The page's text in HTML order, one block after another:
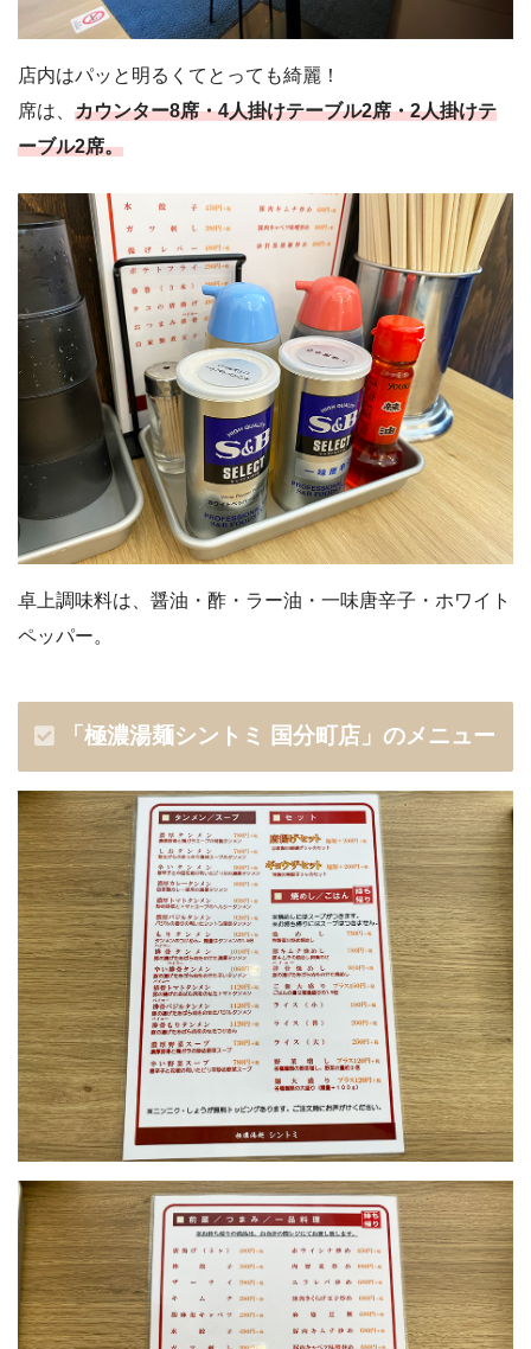
店内はパッと明るくてとっても綺麗！
席は、 カウンター8席・4人掛けテーブル2席・2人掛けテ
ーブル2席。
卓上調味料は、醤油・酢・ラー油・一味唐辛子・ホワイト
ペッパー。
「極濃湯麺シントミ 国分町店」のメニュー